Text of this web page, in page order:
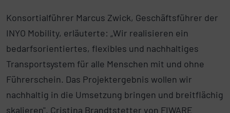
Konsortialführer Marcus Zwick, Geschäftsführer der
INYO Mobility, erläuterte: „Wir realisieren ein
bedarfsorientiertes, flexibles und nachhaltiges
Transportsystem für alle Menschen mit und ohne
Führerschein. Das Projektergebnis wollen wir
nachhaltig in die Umsetzung bringen und breitflächig
skalieren". Cristina Brandtstetter von FIWARE